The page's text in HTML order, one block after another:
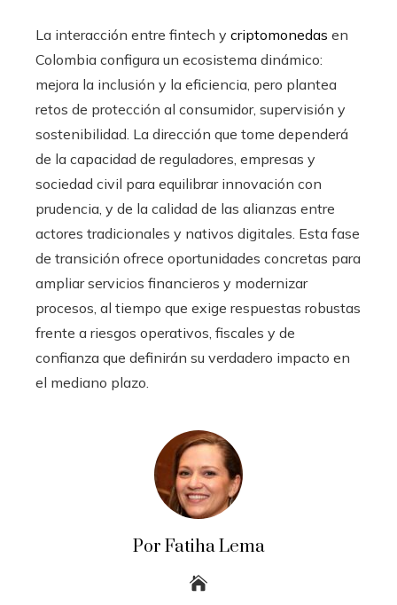
La interacción entre fintech y criptomonedas en
Colombia configura un ecosistema dinámico:
mejora la inclusión y la eficiencia, pero plantea
retos de protección al consumidor, supervisión y
sostenibilidad. La dirección que tome dependerá
de la capacidad de reguladores, empresas y
sociedad civil para equilibrar innovación con
prudencia, y de la calidad de las alianzas entre
actores tradicionales y nativos digitales. Esta fase
de transición ofrece oportunidades concretas para
ampliar servicios financieros y modernizar
procesos, al tiempo que exige respuestas robustas
frente a riesgos operativos, fiscales y de
confianza que definirán su verdadero impacto en
el mediano plazo.
Por Fatiha Lema